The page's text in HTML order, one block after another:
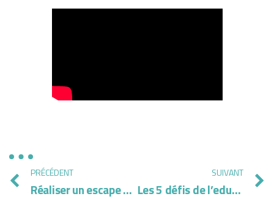
PRÉCÉDENT
Réaliser un escape game pédagogique : faire jouer pour mieux apprendre avec Manuela Guisset
SUIVANT
Les 5 défis de l’eduLAB